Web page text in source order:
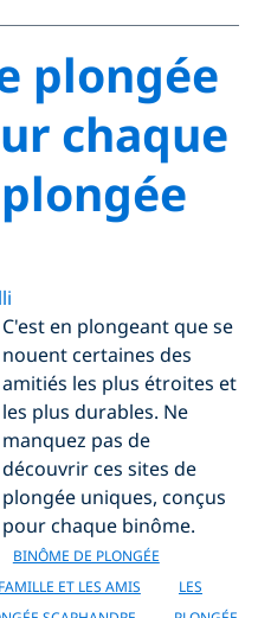
plongée
chaque
C'est en plongeant que se
nouent certaines des
amitiés les plus étroites et
les plus durables. Ne
manquez pas de
découvrir ces sites de
plongée uniques, conçus
pour chaque binôme.
BINÔME DE PLONGÉE
ET LES AMIS
LES